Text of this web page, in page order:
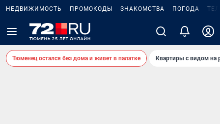
НЕДВИЖИМОСТЬ ПРОМОКОДЫ ЗНАКОМСТВА ПОГОДА
Тюменец остался без дома и живет в палатке Квартиры с видом на